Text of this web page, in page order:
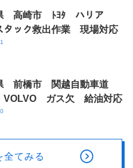
高崎市 ﾄﾖﾀ ハリア
ック救出作業 現場対応
前橋市 関越自動車道
ガス欠 給油対応
全てみる